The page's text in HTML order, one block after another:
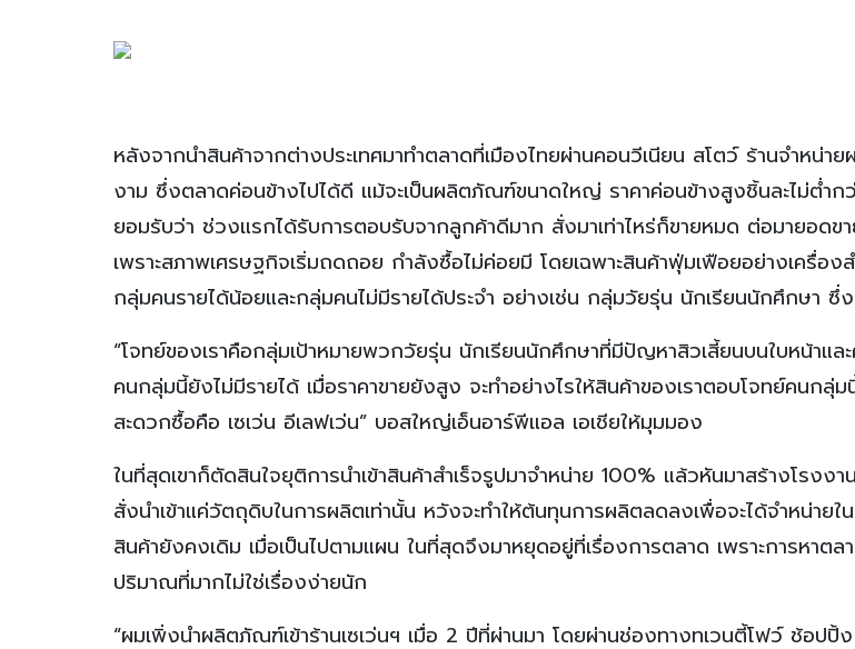
หลังจากนำสินค้าจากต่างประเทศมาทำตลาดที่เมืองไทยผ่านคอนวีเนียน สโตว์ ร้านจำหน่
งาม ซึ่งตลาดค่อนข้างไปได้ดี แม้จะเป็นผลิตภัณฑ์ขนาดใหญ่ ราคาค่อนข้างสูงชิ้นละไม่ต่
ยอมรับว่า ช่วงแรกได้รับการตอบรับจากลูกค้าดีมาก สั่งมาเท่าไหร่ก็ขายหมด ต่อมายอดข
เพราะสภาพเศรษฐกิจเริ่มถดถอย กำลังซื้อไม่ค่อยมี โดยเฉพาะสินค้าฟุ่มเฟือยอย่างเครื่อง
กลุ่มคนรายได้น้อยและกลุ่มคนไม่มีรายได้ประจำ อย่างเช่น กลุ่มวัยรุ่น นักเรียนนักศึกษา ซึ่
“โจทย์ของเราคือกลุ่มเป้าหมายพวกวัยรุ่น นักเรียนนักศึกษาที่มีปัญหาสิวเสี้ยนบนใบหน้าแล
คนกลุ่มนี้ยังไม่มีรายได้ เมื่อราคาขายยังสูง จะทำอย่างไรให้สินค้าของเราตอบโจทย์คนกลุ่
สะดวกซื้อคือ เซเว่น อีเลฟเว่น” บอสใหญ่เอ็นอาร์พีแอล เอเชียให้มุมมอง
ในที่สุดเขาก็ตัดสินใจยุติการนำเข้าสินค้าสำเร็จรูปมาจำหน่าย 100% แล้วหันมาสร้างโรงงา
สั่งนำเข้าแค่วัตถุดิบในการผลิตเท่านั้น หวังจะทำให้ต้นทุนการผลิตลดลงเพื่อจะได้จำหน่า
สินค้ายังคงเดิม เมื่อเป็นไปตามแผน ในที่สุดจึงมาหยุดอยู่ที่เรื่องการตลาด เพราะการหาตล
ปริมาณที่มากไม่ใช่เรื่องง่ายนัก
“ผมเพิ่งนำผลิตภัณฑ์เข้าร้านเซเว่นฯ เมื่อ 2 ปีที่ผ่านมา โดยผ่านช่องทางทเวนตี้โฟว์ ช้อปปิ้